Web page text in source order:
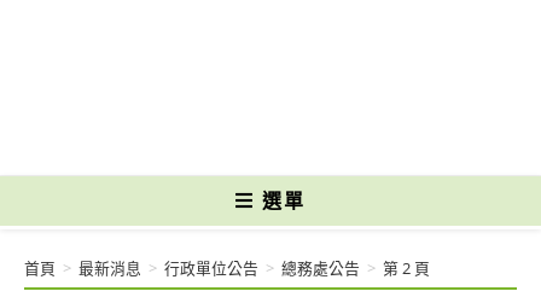
選單
首頁 > 最新消息 > 行政單位公告 > 總務處公告 > 第 2 頁